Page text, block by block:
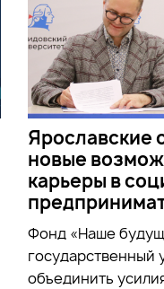
Ярославские
новые
карьеры в
Фонд «Наше
государственный
объединить